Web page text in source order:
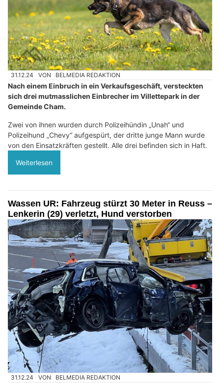
31.12.24 VON BELMEDIA REDAKTION
Nach einem Einbruch in ein Verkaufsgeschäft, versteckten
sich drei mutmasslichen Einbrecher im Villettepark in der
Gemeinde Cham.
Zwei von ihnen wurden durch Polizeihündin „Unah“ und
Polizeihund „Chevy“ aufgespürt, der dritte junge Mann wurde
von den Einsatzkräften gestellt. Alle drei befinden sich in Haft.
Weiterlesen
Wassen UR: Fahrzeug stürzt 30 Meter in Reuss –
Lenkerin (29) verletzt, Hund verstorben
31.12.24 VON BELMEDIA REDAKTION